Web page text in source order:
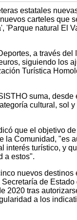
estatales
carteles que
'Parque natural El
a través del
siguiendo los
Turística
suma, desde
cultural, sol
que el objetivo
la Comunidad, "es
interés turístico, y
a estos".
nuevos destinos
de
2020 tras
a los